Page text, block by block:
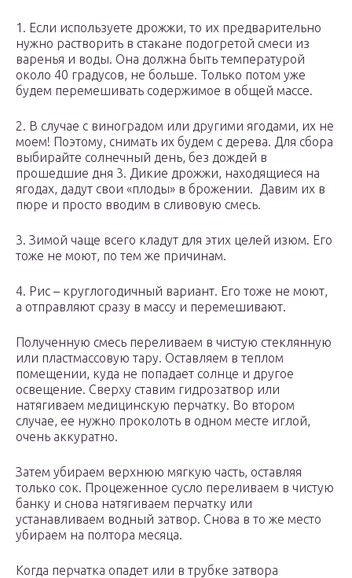
1. Если используете дрожжи, то их предварительно
нужно растворить в стакане подогретой смеси из
варенья и воды. Она должна быть температурой
около 40 градусов, не больше. Только потом уже
будем перемешивать содержимое в общей массе.
2. В случае с виноградом или другими ягодами, их не
моем! Поэтому, снимать их будем с дерева. Для сбора
выбирайте солнечный день, без дождей в
прошедшие дня 3. Дикие дрожжи, находящиеся на
ягодах, дадут свои «плоды» в брожении. Давим их в
пюре и просто вводим в сливовую смесь.
3. Зимой чаще всего кладут для этих целей изюм. Его
тоже не моют, по тем же причинам.
4. Рис – круглогодичный вариант. Его тоже не моют,
а отправляют сразу в массу и перемешивают.
Полученную смесь переливаем в чистую стеклянную
или пластмассовую тару. Оставляем в теплом
помещении, куда не попадает солнце и другое
освещение. Сверху ставим гидрозатвор или
натягиваем медицинскую перчатку. Во втором
случае, ее нужно проколоть в одном месте иглой,
очень аккуратно.
Затем убираем верхнюю мягкую часть, оставляя
только сок. Процеженное сусло переливаем в чистую
банку и снова натягиваем перчатку или
устанавливаем водный затвор. Снова в то же место
убираем на полтора месяца.
Когда перчатка опадет или в трубке затвора